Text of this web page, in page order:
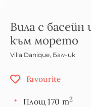
Вила с басейн
към морето
Villa Danique, Балчик
Favourite
Площ 170 m2